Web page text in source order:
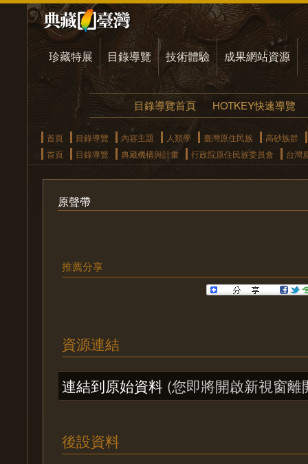
珍藏特展 目錄導覽 技術體驗 成果網站資源
目錄導覽首頁 HOTKEY快速導覽
首頁 目錄導覽 內容主題 人類學 臺灣原住民族
高砂族群
首頁
目錄導覽 典藏機構與計畫 行政院原住民族委員會 台灣
原聲帶
推薦分享
資源連結
連結到原始資料 (您即將開啟新視窗離
後設資料